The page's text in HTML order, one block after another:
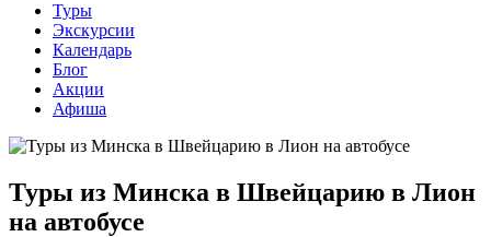
Туры
Экскурсии
Календарь
Блог
Акции
Афиша
Туры из Минска в Швейцарию в Лион
на автобусе